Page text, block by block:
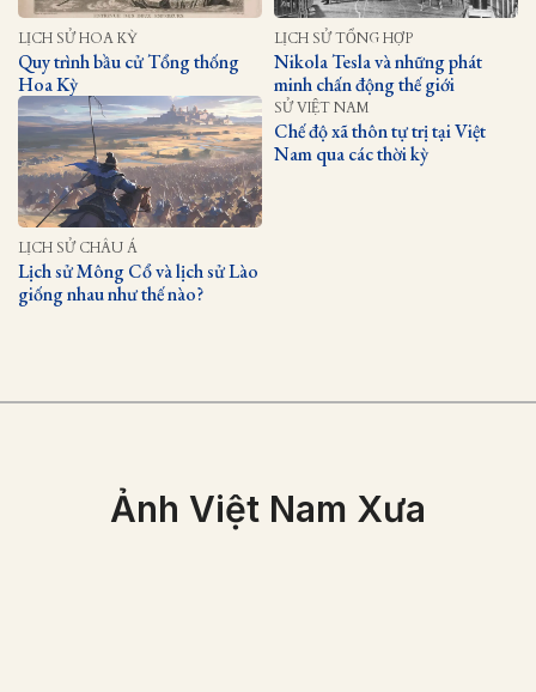
LỊCH SỬ HOA KỲ
Quy trình bầu cử Tổng thống
Hoa Kỳ
LỊCH SỬ TỔNG HỢP
Nikola Tesla và những phát
minh chấn động thế giới
LỊCH SỬ CHÂU Á
Lịch sử Mông Cổ và lịch sử Lào
giống nhau như thế nào?
SỬ VIỆT NAM
Chế độ xã thôn tự trị tại Việt
Nam qua các thời kỳ
Ảnh Việt Nam Xưa